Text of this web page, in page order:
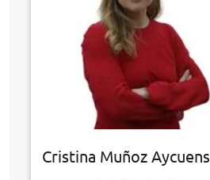
Cristina Muñoz Aycuens